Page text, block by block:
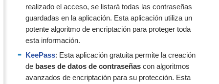
realizado el acceso, se listará todas las contraseñas
guardadas en la aplicación. Esta aplicación utiliza un
potente algoritmo de encriptación para proteger toda
esta información.
KeePass: Esta aplicación gratuita permite la creación
de bases de datos de contraseñas con algoritmos
avanzados de encriptación para su protección. Esta